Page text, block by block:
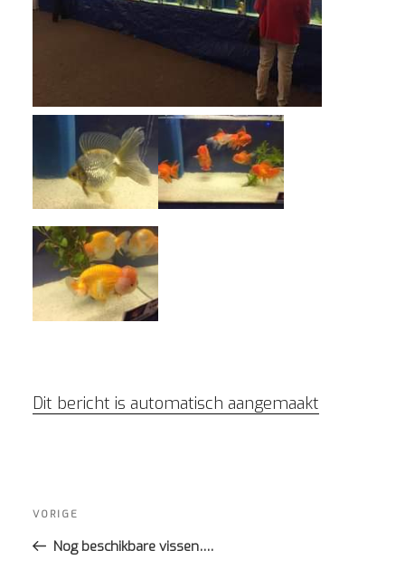
Dit bericht is automatisch aangemaakt
navigatie
Vorig
bericht
VORIGE
Nog beschikbare vissen….